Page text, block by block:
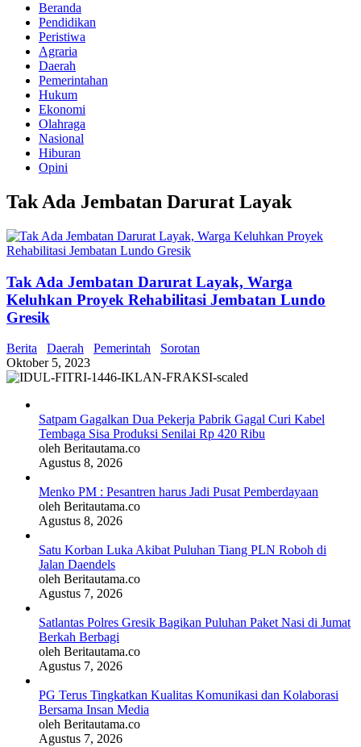
Beranda
Pendidikan
Peristiwa
Agraria
Daerah
Pemerintahan
Hukum
Ekonomi
Olahraga
Nasional
Hiburan
Opini
Tak Ada Jembatan Darurat Layak
Tak Ada Jembatan Darurat Layak, Warga
Keluhkan Proyek Rehabilitasi Jembatan Lundo
Gresik
Berita Daerah Pemerintah
Sorotan
Oktober 5, 2023
Satpam Gagalkan Dua Pekerja Pabrik Gagal Curi Kabel
Tembaga Sisa Produksi Senilai Rp 420 Ribu
oleh Beritautama.co
Agustus 8, 2026
Menko PM : Pesantren harus Jadi Pusat Pemberdayaan
oleh Beritautama.co
Agustus 8, 2026
Satu Korban Luka Akibat Puluhan Tiang PLN Roboh di
Jalan Daendels
oleh Beritautama.co
Agustus 7, 2026
Satlantas Polres Gresik Bagikan Puluhan Paket Nasi di Jumat
Berkah Berbagi
oleh Beritautama.co
Agustus 7, 2026
PG Terus Tingkatkan Kualitas Komunikasi dan Kolaborasi
Bersama Insan Media
oleh Beritautama.co
Agustus 7, 2026